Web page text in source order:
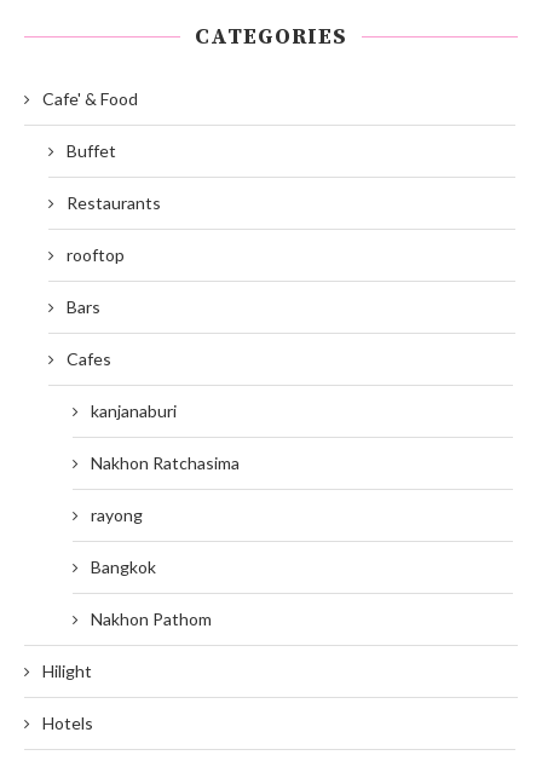
CATEGORIES
Cafe' & Food
Buffet
Restaurants
rooftop
Bars
Cafes
kanjanaburi
Nakhon Ratchasima
rayong
Bangkok
Nakhon Pathom
Hilight
Hotels